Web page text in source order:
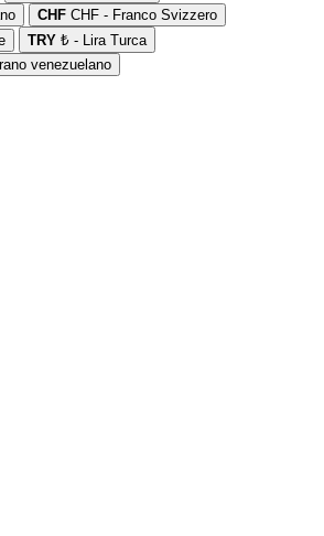
CHF CHF - Franco Svizzero
TRY ₺ - Lira Turca
venezuelano